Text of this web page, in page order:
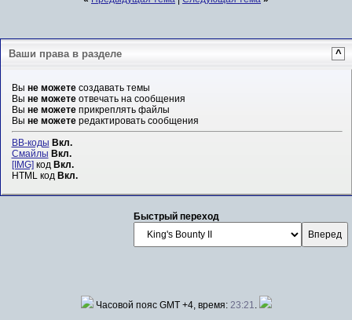
Ваши права в разделе ^
Вы не можетесоздавать темы
Вы не можетеотвечать на сообщения
Вы не можетеприкреплять файлы
Вы не можетередактировать сообщения
BB-коды Вкл.
Смайлы Вкл.
[IMG] код Вкл.
HTML код Вкл.
Быстрый переход
Часовой пояс GMT +4, время: 23:21